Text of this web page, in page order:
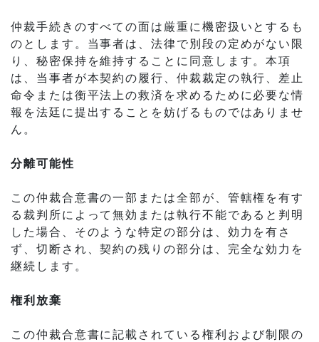
仲裁手続きのすべての面は厳重に機密扱いとするも
のとします。当事者は、法律で別段の定めがない限
り、秘密保持を維持することに同意します。本項
は、当事者が本契約の履行、仲裁裁定の執行、差止
命令または衡平法上の救済を求めるために必要な情
報を法廷に提出することを妨げるものではありませ
ん。
分離可能性
この仲裁合意書の一部または全部が、管轄権を有す
る裁判所によって無効または執行不能であると判明
した場合、そのような特定の部分は、効力を有さ
ず、切断され、契約の残りの部分は、完全な効力を
継続します。
権利放棄
この仲裁合意書に記載されている権利および制限の